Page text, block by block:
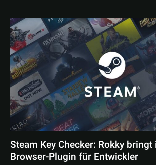
Steam Key Checker: Rokky
Browser-Plugin für Entwickler